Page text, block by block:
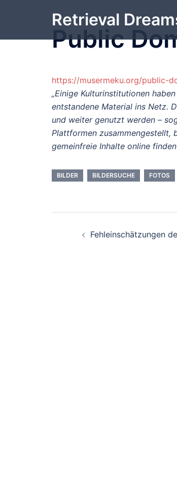
Retrieval
Public
https://musermeku.org/public-
„Einige Kulturinstitutionen
entstandene Material ins Netz.
und weiter genutzt werden –
Plattformen zusammengestellt,
gemeinfreie Inhalte online
BILDER BILDERSUCHE FOTOS
Fehleinschätzungen